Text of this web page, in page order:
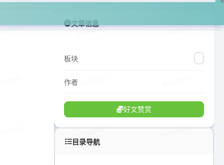
文章信息
板块
作者
好文赞赏
目录导航